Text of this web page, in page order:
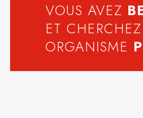
VOUS AVEZ
ET
ORGANISME